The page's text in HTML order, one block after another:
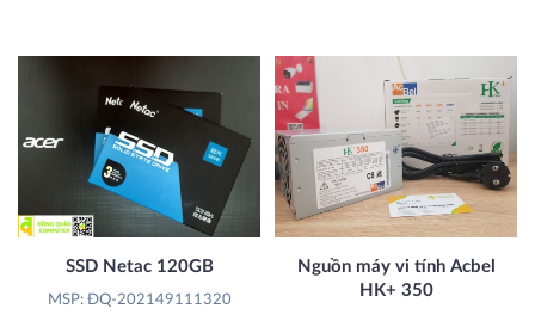
SSD Netac 120GB
MSP: ĐQ-202149111320
Nguồn máy vi tính Acbel
HK+ 350